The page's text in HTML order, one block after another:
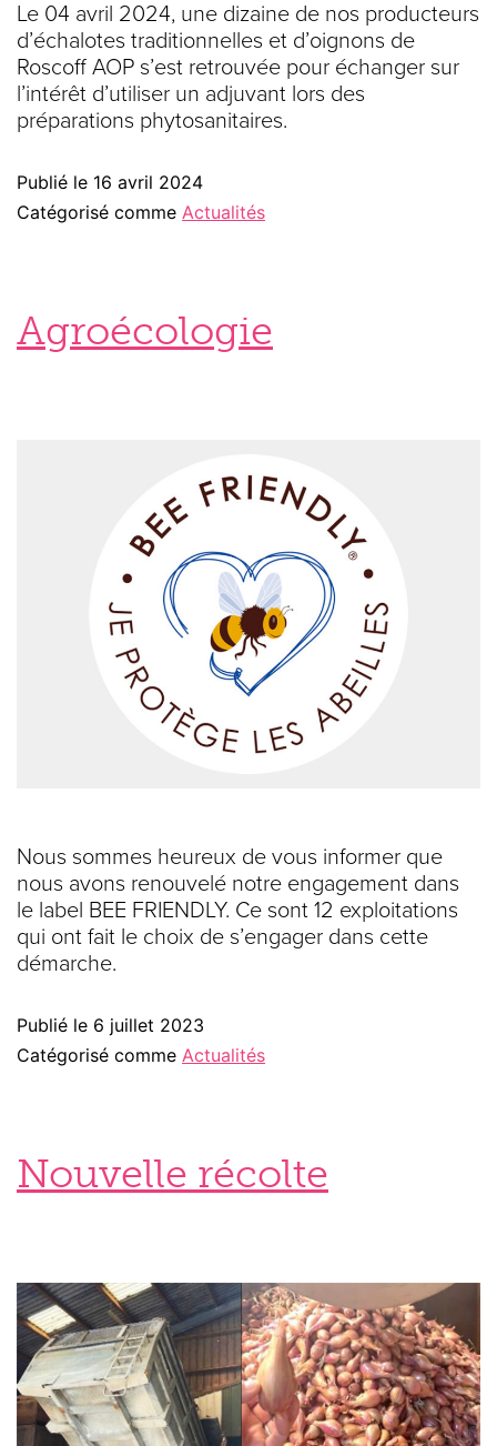
Le 04 avril 2024, une dizaine de nos producteurs
d’échalotes traditionnelles et d’oignons de
Roscoff AOP s’est retrouvée pour échanger sur
l’intérêt d’utiliser un adjuvant lors des
préparations phytosanitaires.
Publié le 16 avril 2024
Catégorisé comme Actualités
Agroécologie
Nous sommes heureux de vous informer que
nous avons renouvelé notre engagement dans
le label BEE FRIENDLY. Ce sont 12 exploitations
qui ont fait le choix de s’engager dans cette
démarche.
Publié le 6 juillet 2023
Catégorisé comme Actualités
Nouvelle récolte